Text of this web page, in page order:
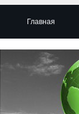
Главная